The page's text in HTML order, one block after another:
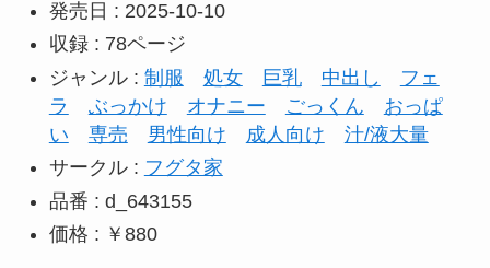
発売日 : 2025-10-10
収録 : 78ページ
ジャンル : 制服 処女 巨乳 中出し
フェ
ラ
ぶっかけ オナニー ごっくん
おっぱ
い
専売 男性向け 成人向け
汁/液大量
サークル : フグタ家
品番 : d_643155
価格 : ￥880